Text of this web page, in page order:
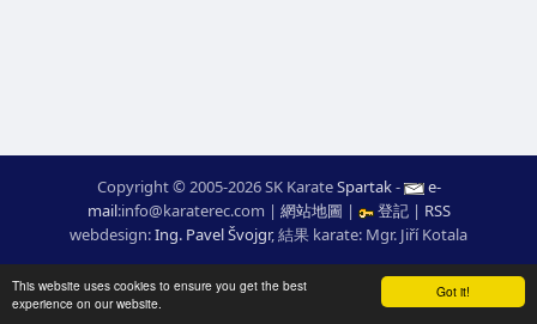
Got it!
This website uses cookies to ensure you get the best
experience on our website.
Copyright © 2005-2026 SK KarateSpartak-
e-
mail:moc.ceretarak@ofni | 網站地圖 | 登記 | RSS
webdesign:Ing. Pavel Švojgr,結果 karate: Mgr. Jiří Kotala